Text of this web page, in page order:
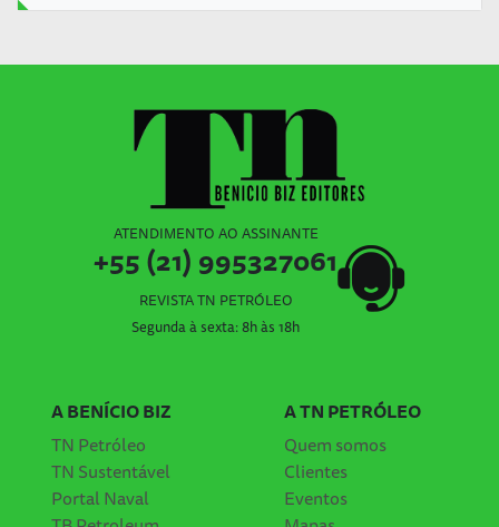
ATENDIMENTO AO ASSINANTE
+55 (21) 995327061
REVISTA TN PETRÓLEO
Segunda à sexta: 8h às 18h
A BENÍCIO BIZ
TN Petróleo
TN Sustentável
Portal Naval
A TN PETRÓLEO
Quem somos
Clientes
Eventos